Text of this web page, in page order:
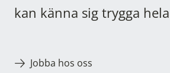
kan känna sig trygga
Jobba hos oss